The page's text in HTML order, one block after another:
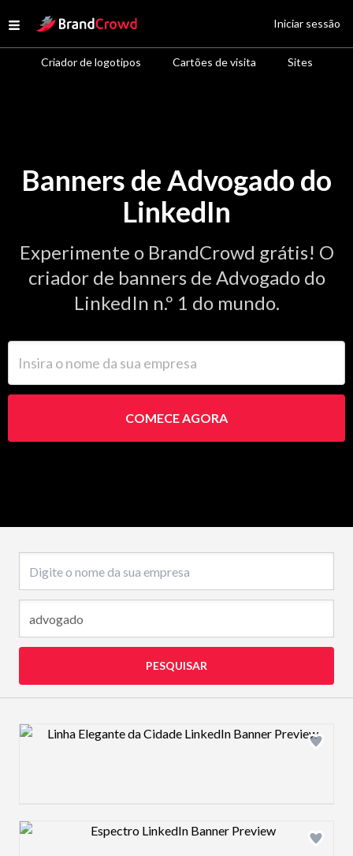
Open menu
Site Logo
Criador de logotipos Cartões de visita Sites
Iniciar sessão
Banners de Advogado do
LinkedIn
Experimente o BrandCrowd grátis! O
criador de banners de Advogado do
LinkedIn n.º 1 do mundo.
COMECE AGORA
PESQUISAR
Design preview image
Design preview image